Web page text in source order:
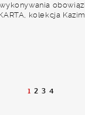
kolekcja
1 2 3 4